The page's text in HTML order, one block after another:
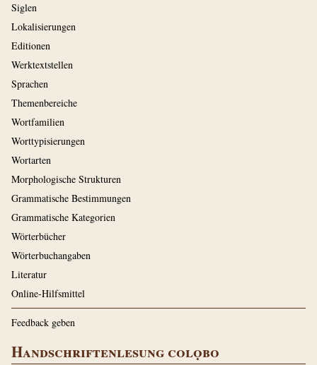
Siglen
Lokalisierungen
Editionen
Werktextstellen
Sprachen
Themenbereiche
Wortfamilien
Worttypisierungen
Wortarten
Morphologische Strukturen
Grammatische Bestimmungen
Grammatische Kategorien
Wörterbücher
Wörterbuchangaben
Literatur
Online-Hilfsmittel
Feedback geben
Handschriftenlesung colọbo